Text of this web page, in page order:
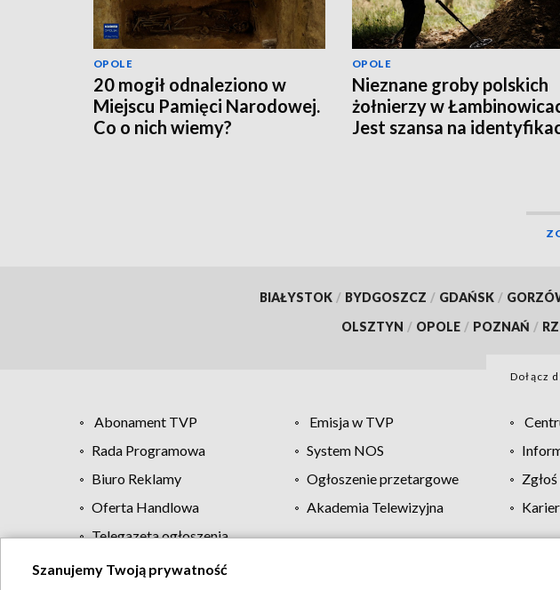
OPOLE
20 mogił odnaleziono w
Miejscu Pamięci Narodowej.
Co o nich wiemy?
OPOLE
Nieznane groby polskich
żołnierzy w
Jest szansa na
BIAŁYSTOK / BYDGOSZCZ / GDAŃSK /
OLSZTYN / OPOLE / POZNAŃ /
Dołącz
Abonament TVP Emisja w TVP
Rada Programowa
System NOS
Biuro Reklamy
Ogłoszenie przetargowe
Oferta Handlowa
Akademia Telewizyjna
Telegazeta ogłoszenia
Szanujemy Twoją prywatność